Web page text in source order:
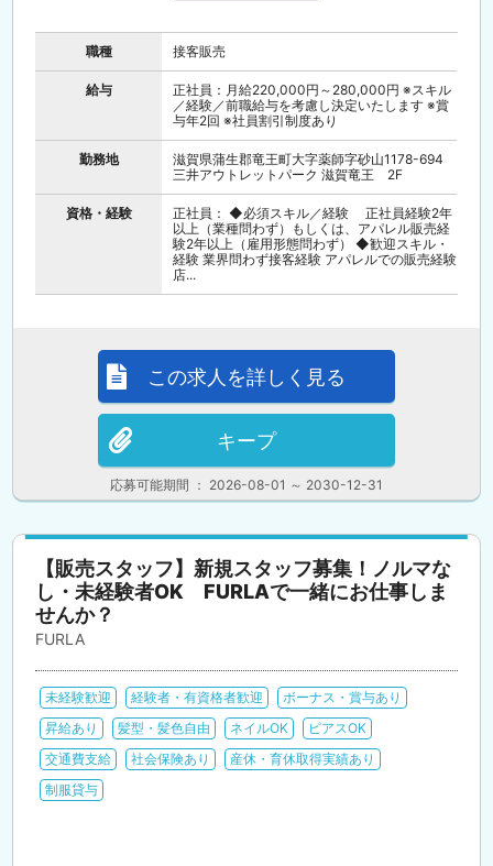
職種 接客販売
給与
正社員：月給220,000円～280,000円 ※スキル
／経験／前職給与を考慮し決定いたします ※賞
与年2回 ※社員割引制度あり
勤務地
滋賀県蒲生郡竜王町大字薬師字砂山1178-694
三井アウトレットパーク 滋賀竜王 2F
資格・経験
正社員： ◆必須スキル／経験 正社員経験2年
以上（業種問わず）もしくは、アパレル販売経
験2年以上（雇用形態問わず） ◆歓迎スキル・
経験 業界問わず接客経験 アパレルでの販売経験
店...
応募可能期間 ： 2026-08-01 ～ 2030-12-31
この求人を詳しく見る
キープ
【販売スタッフ】新規スタッフ募集！ノルマな
し・未経験者OK FURLAで一緒にお仕事しま
せんか？
FURLA
未経験歓迎 経験者・有資格者歓迎
ボーナス・賞与あり
昇給あり
髪型・髪色自由 ネイルOK
ピアスOK
交通費支給
社会保険あり
産休・育休取得実績あり
制服貸与